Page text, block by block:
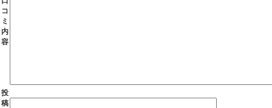
コ
ミ
内
容
投
稿